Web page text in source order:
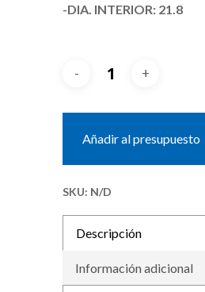
-DIA. INTERIOR: 21.8
Añadir al presupuesto
SKU: N/D
Descripción
Información adicional